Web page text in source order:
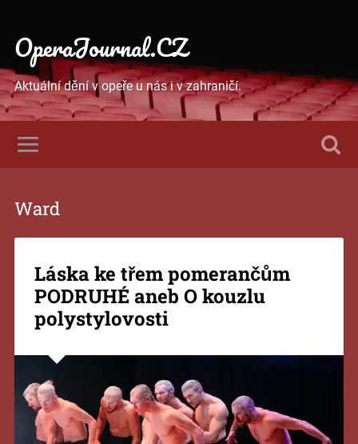
OperaJournal.CZ
Aktuální dění v opeře u nás i v zahraničí.
Ward
Láska ke třem pomerančům
PODRUHÉ aneb O kouzlu
polystylovosti